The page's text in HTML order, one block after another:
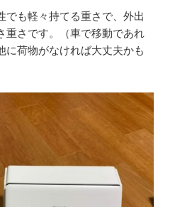
でも軽々持てる重さで、外出
重さです。（車で移動であれ
に荷物がなければ大丈夫かも